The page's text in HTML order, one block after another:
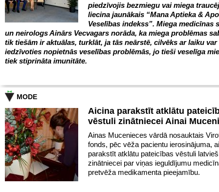
piedzīvojis bezmiegu vai miega
liecina jaunākais “Mana Aptieka &
Veselības indekss”. Miega medicīnas
un neirologs Ainārs Vecvagars norāda, ka miega problēmas
tik tiešām ir aktuālas, turklāt, ja tās neārstē, cilvēks ar laiku var
iedzīvoties nopietnās veselības problēmās, jo tieši veselīga
tiek stiprināta imunitāte.
MODE
Aicina parakstīt atklātu
vēstuli zinātniecei Ainai
Ainas Mucenieces vārdā nosauktais
fonds, pēc vēža pacientu ierosinājuma,
parakstīt atklātu pateicības vēstuli
zinātniecei par viņas ieguldījumu
pretvēža medikamenta pieejamību.